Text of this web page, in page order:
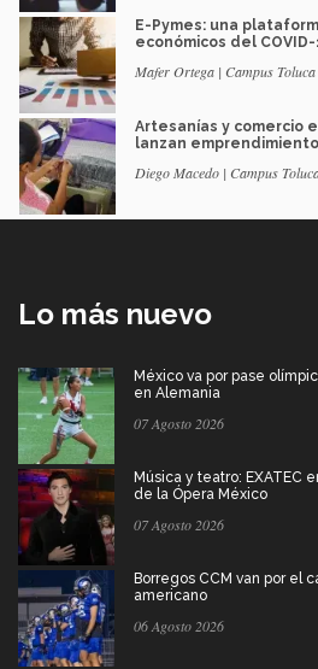
E-Pymes: una
económicos del COVID-
Mafer Ortega | Campus Toluca
Artesanías y comercio
lanzan
Diego Macedo | Campus
Lo más nuevo
México va por pase
en Alemania
07 Agosto 2026
Música y teatro: EXATEC
de la Ópera México
07 Agosto 2026
Borregos CCM van por el
americano
06 Agosto 2026